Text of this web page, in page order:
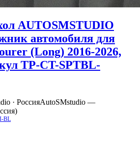
AUTOSMSTUDIO
автомобиля для
(Long) 2016-2026,
TP-CT-SPTBL-
· РоссияAutoSMstudio —
BL